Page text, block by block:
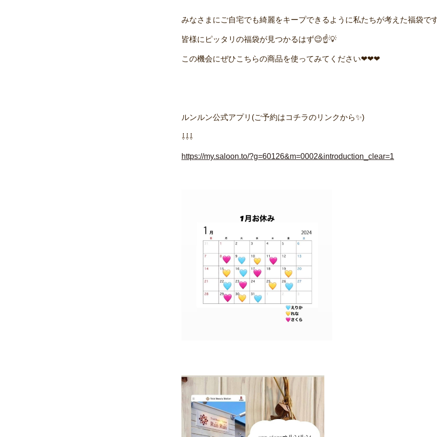
みなさまにご自宅でも綺麗をキープできるように私たちが考えた福袋で
皆様にピッタリの福袋が見つかるはず😉☝💡
この機会にぜひこちらの商品を使ってみてください❤❤❤
ルンルン公式アプリ(ご予約はコチラのリンクから✨)
⇩⇩⇩
https://my.saloon.to/?g=60126&m=0002&introduction_clear=1